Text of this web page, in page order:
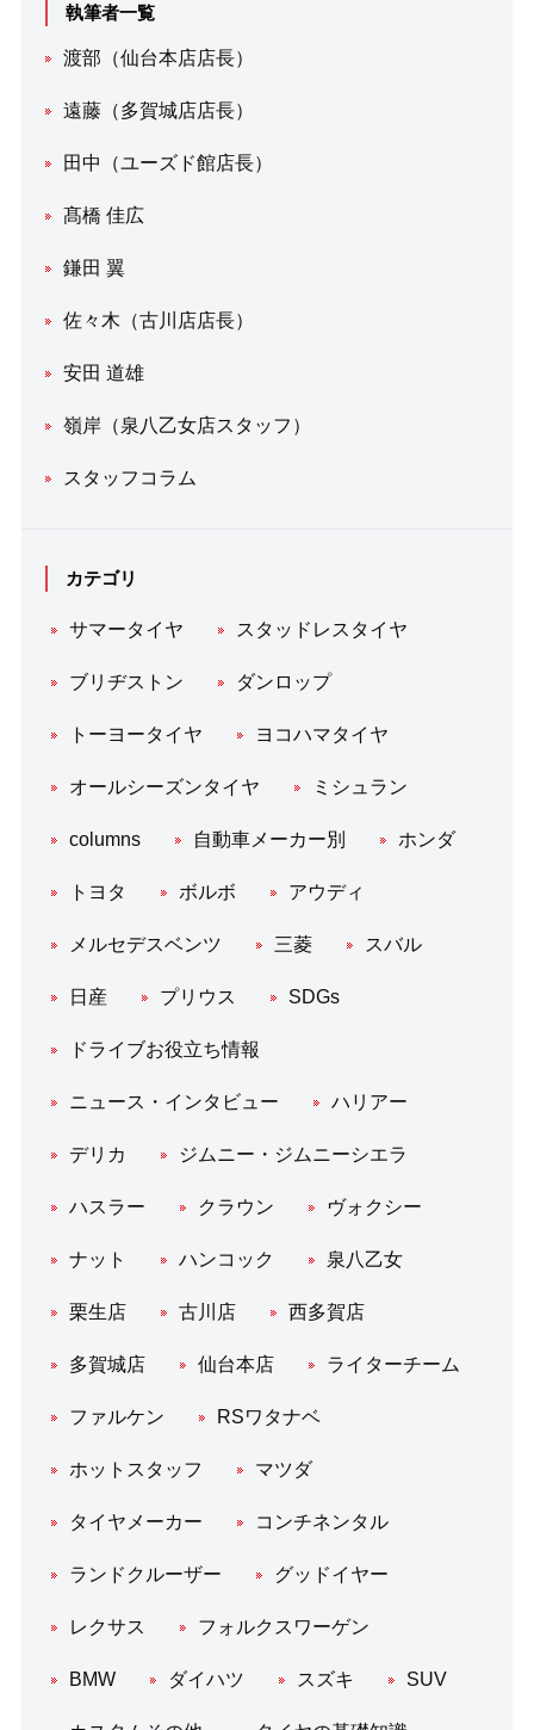
執筆者一覧
渡部（仙台本店店長）
遠藤（多賀城店店長）
田中（ユーズド館店長）
髙橋 佳広
鎌田 翼
佐々木（古川店店長）
安田 道雄
嶺岸（泉八乙女店スタッフ）
スタッフコラム
カテゴリ
サマータイヤ スタッドレスタイヤ
ブリヂストン ダンロップ
トーヨータイヤ ヨコハマタイヤ
オールシーズンタイヤ ミシュラン
columns 自動車メーカー別 ホンダ
トヨタ ボルボ アウディ
メルセデスベンツ 三菱 スバル
日産 プリウス SDGs
ドライブお役立ち情報
ニュース・インタビュー ハリアー
デリカ ジムニー・ジムニーシエラ
ハスラー クラウン ヴォクシー
ナット ハンコック 泉八乙女
栗生店 古川店 西多賀店
多賀城店 仙台本店 ライターチーム
ファルケン RSワタナベ
ホットスタッフ マツダ
タイヤメーカー コンチネンタル
ランドクルーザー グッドイヤー
レクサス フォルクスワーゲン
BMW ダイハツ スズキ SUV